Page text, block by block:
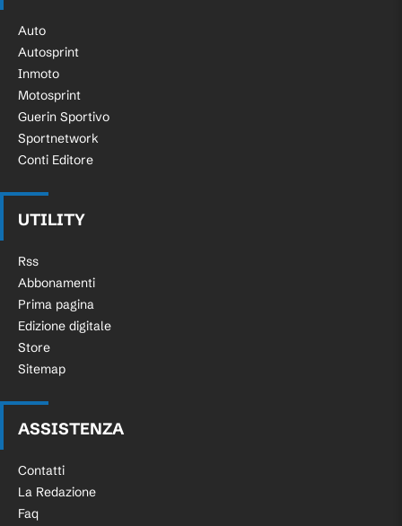
Auto
Autosprint
Inmoto
Motosprint
Guerin Sportivo
Sportnetwork
Conti Editore
UTILITY
Rss
Abbonamenti
Prima pagina
Edizione digitale
Store
Sitemap
ASSISTENZA
Contatti
La Redazione
Faq